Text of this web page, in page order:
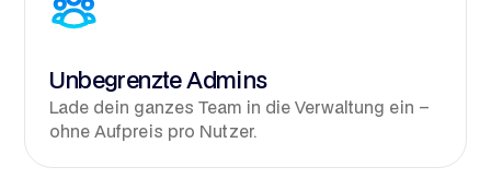
Unbegrenzte Admins
Lade dein ganzes Team in die Verwaltung ein –
ohne Aufpreis pro Nutzer.